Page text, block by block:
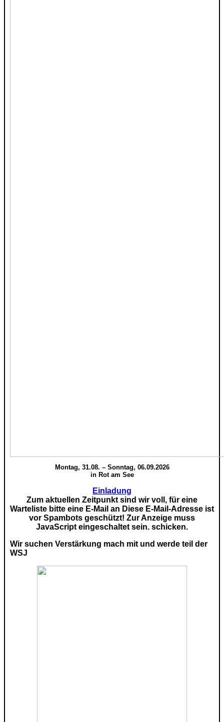
Montag, 31.08. – Sonntag, 06.09.2026
in Rot am See
Einladung
Zum aktuellen Zeitpunkt sind wir voll, für eine
Warteliste bitte eine E-Mail an Diese E-Mail-Adresse ist
vor Spambots geschützt! Zur Anzeige muss
JavaScript eingeschaltet sein. schicken.
Wir suchen Verstärkung mach mit und werde teil der
WSJ